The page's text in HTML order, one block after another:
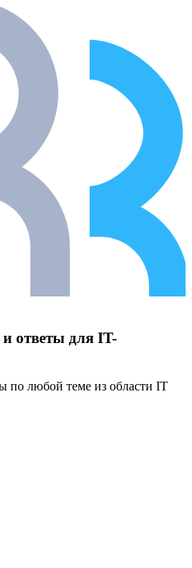
ответы для IT-
по любой теме из области IT